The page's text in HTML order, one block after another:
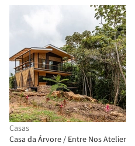
Casas
Casa da Árvore / Entre Nos Atelier